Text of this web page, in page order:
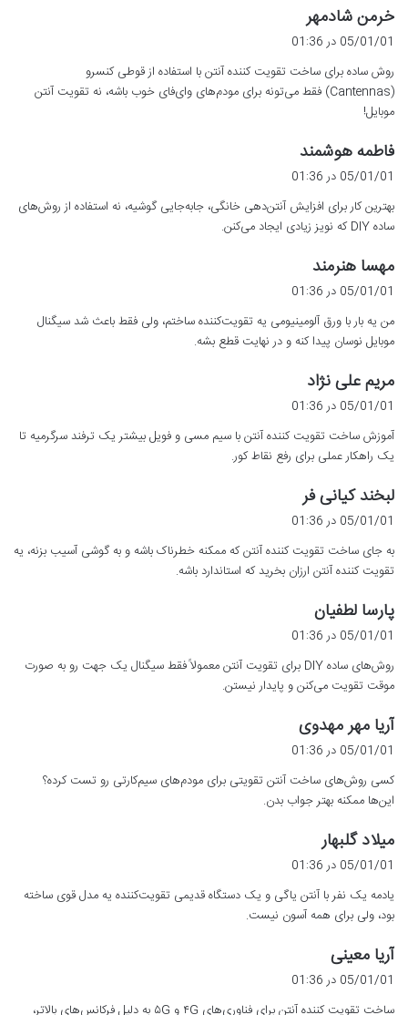
خرمن شادمهر
ف
:
05/01/01 در 01:36
روش ساده برای ساخت تقویت کننده آنتن با استفاده از قوطی کنسرو
(Cantennas) فقط می‌تونه برای مودم‌های وای‌فای خوب باشه، نه تقویت آنتن
موبایل!
فاطمه هوشمند
ف
:
05/01/01 در 01:36
بهترین کار برای افزایش آنتن‌دهی خانگی، جابه‌جایی گوشیه، نه استفاده از روش‌های
ساده DIY که نویز زیادی ایجاد می‌کنن.
مهسا هنرمند
ف
:
05/01/01 در 01:36
من یه بار با ورق آلومینیومی یه تقویت‌کننده ساختم، ولی فقط باعث شد سیگنال
موبایل نوسان پیدا کنه و در نهایت قطع بشه.
مریم علی نژاد
ف
:
05/01/01 در 01:36
آموزش ساخت تقویت کننده آنتن با سیم مسی و فویل بیشتر یک ترفند سرگرمیه تا
یک راهکار عملی برای رفع نقاط کور.
لبخند کیانی فر
ف
:
05/01/01 در 01:36
به جای ساخت تقویت کننده آنتن که ممکنه خطرناک باشه و به گوشی آسیب بزنه، یه
تقویت کننده آنتن ارزان بخرید که استاندارد باشه.
پارسا لطفیان
ف
:
05/01/01 در 01:36
روش‌های ساده DIY برای تقویت آنتن معمولاً فقط سیگنال یک جهت رو به صورت
موقت تقویت می‌کنن و پایدار نیستن.
آریا مهر مهدوی
ف
:
05/01/01 در 01:36
کسی روش‌های ساخت آنتن تقویتی برای مودم‌های سیم‌کارتی رو تست کرده؟
این‌ها ممکنه بهتر جواب بدن.
میلاد گلبهار
ف
05/01/01 در 01:36
یادمه یک نفر با آنتن یاگی و یک دستگاه قدیمی تقویت‌کننده یه مدل قوی ساخته
بود، ولی برای همه آسون نیست.
آریا معینی
ت
05/01/01 در 01:36
ساخت تقویت کننده آنتن برای فناوری‌های ۴G و ۵G به دلیل فرکانس‌های بالاتر،